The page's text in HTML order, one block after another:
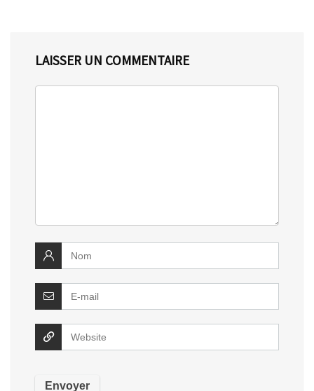
LAISSER UN COMMENTAIRE